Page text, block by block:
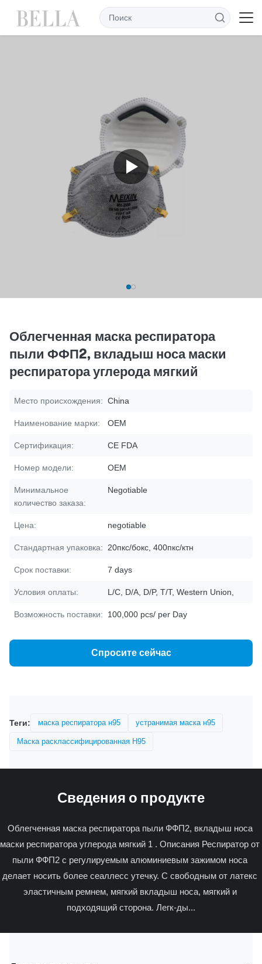
Облегченная маска респиратора
пыли ФФП2, вкладыш носа маски
респиратора углерода мягкий
Место происхождения: China
Наименование марки: OEM
Сертификация: CE FDA
Номер модели: OEM
Минимальное
количество заказа:
Negotiable
Цена: negotiable
Стандартная упаковка: 20пкс/бокс, 400пкс/ктн
Срок поставки: 7 days
Условия оплаты: L/C, D/A, D/P, T/T, Western Union,
Возможность поставки: 100,000 pcs/ per Day
Спросите сейчас
Теги: маска респиратора н95 устранимая маска н95
Маска расклассифицированная Н95
Сведения о продукте
Облегченная маска респиратора пыли ФФП2, вкладыш носа
маски респиратора углерода мягкий 1 . Описания Респиратор от
пыли ФФП2 с регулируемым алюминиевым зажимом носа
делает носить более сеаллесс утечку. С свободным от латекс
эластичным ремнем, мягкий вкладыш носа, мягкий и
подходящий сторона. Легк-ды...